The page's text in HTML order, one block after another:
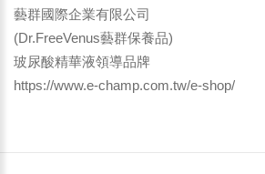
藝群國際企業有限公司
(Dr.FreeVenus藝群保養品)
玻尿酸精華液領導品牌
https://www.e-champ.com.tw/e-shop/